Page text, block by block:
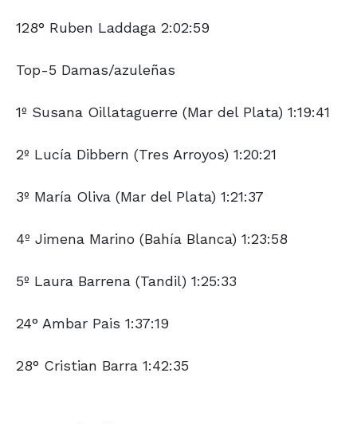
128° Ruben Laddaga 2:02:59
Top-5 Damas/azuleñas
1º Susana Oillataguerre (Mar del Plata) 1:19:41
2º Lucía Dibbern (Tres Arroyos) 1:20:21
3º María Oliva (Mar del Plata) 1:21:37
4º Jimena Marino (Bahía Blanca) 1:23:58
5º Laura Barrena (Tandil) 1:25:33
24° Ambar Pais 1:37:19
28° Cristian Barra 1:42:35